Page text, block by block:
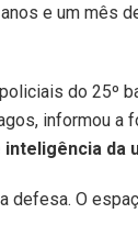
e um mês
do 25º
informou
da
defesa. O